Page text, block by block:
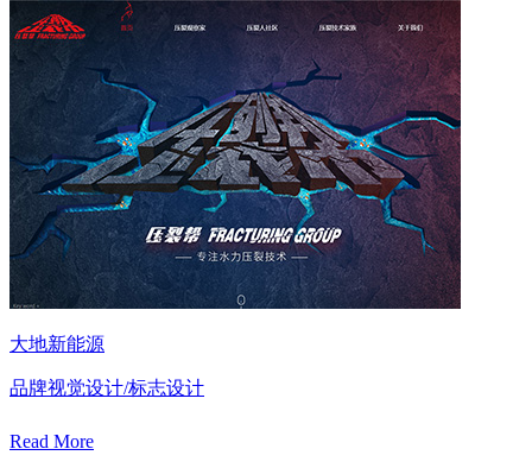
大地新能源
品牌视觉设计/标志设计
Read More